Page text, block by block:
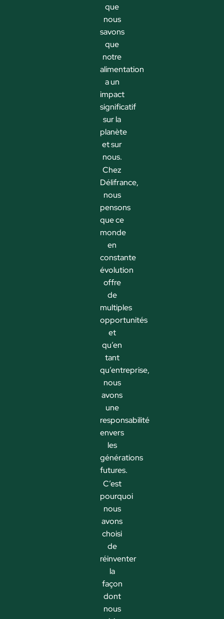
que
nous
savons
que
notre
alimentation
a un
impact
significatif
sur la
planète
et sur
nous.
Chez
Délifrance,
nous
pensons
que ce
monde
en
constante
évolution
offre
de
multiples
opportunités
et
qu’en
tant
qu’entreprise,
nous
avons
une
responsabilité
envers
les
générations
futures.
C’est
pourquoi
nous
avons
choisi
de
réinventer
la
façon
dont
nous